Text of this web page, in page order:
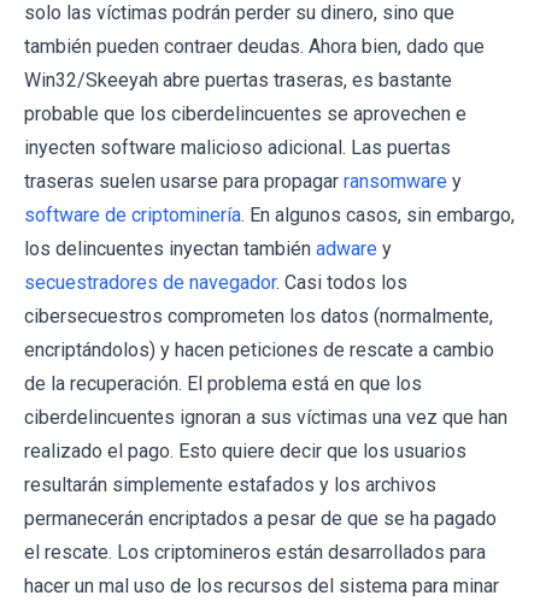
solo las víctimas podrán perder su dinero, sino que
también pueden contraer deudas. Ahora bien, dado que
Win32/Skeeyah abre puertas traseras, es bastante
probable que los ciberdelincuentes se aprovechen e
inyecten software malicioso adicional. Las puertas
traseras suelen usarse para propagar ransomware y
software de criptominería. En algunos casos, sin embargo,
los delincuentes inyectan también adware y
secuestradores de navegador. Casi todos los
cibersecuestros comprometen los datos (normalmente,
encriptándolos) y hacen peticiones de rescate a cambio
de la recuperación. El problema está en que los
ciberdelincuentes ignoran a sus víctimas una vez que han
realizado el pago. Esto quiere decir que los usuarios
resultarán simplemente estafados y los archivos
permanecerán encriptados a pesar de que se ha pagado
el rescate. Los criptomineros están desarrollados para
hacer un mal uso de los recursos del sistema para minar